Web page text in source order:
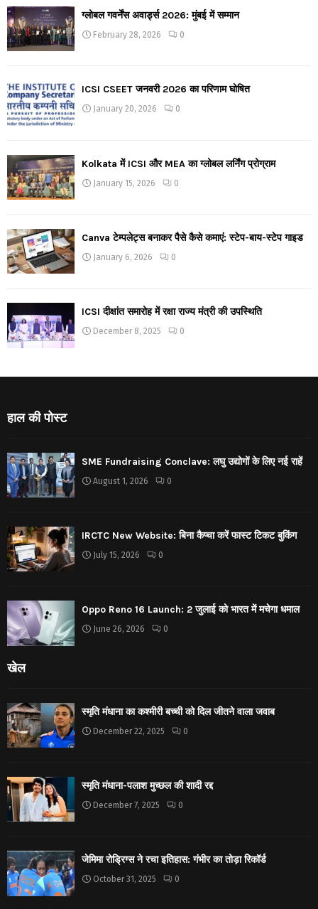
ग्लोबल गवर्नेंस अवार्ड्स 2026: मुंबई में सम्मान
February 28, 2026 0
ICSI CSEET जनवरी 2026 का परिणाम घोषित
January 20, 2026 0
Kolkata में ICSI और MEA का ग्लोबल लर्निंग प्रोग्राम
January 15, 2026 0
Canva टेम्पलेट्स बनाकर पैसे कैसे कमाएं: स्टेप-बाय-स्टेप गाइड
January 6, 2026 0
ICSI दीक्षांत समारोह में रक्षा राज्य मंत्री की उपस्थिति
December 8, 2025 0
हाल की पोस्ट
SME Fundraising Conclave: लघु उद्योगों के लिए नई राहें
August 1, 2026 0
IRCTC New Website: बिना कैप्चा करें फास्ट टिकट बुकिंग
July 15, 2026 0
Oppo Reno 16 Launch: 2 जुलाई को भारत में मचेगा धमाल
June 26, 2026 0
खेल
स्मृति मंधाना का कश्मीरी बच्ची को दिल जीतने वाला जवाब
December 22, 2025 0
स्मृति मंधाना-पलाश मुच्छल की शादी रद्द
December 7, 2025 0
जेमिमा रोड्रिग्स ने रचा इतिहास: गंभीर का तोड़ा रिकॉर्ड
October 31, 2025 0